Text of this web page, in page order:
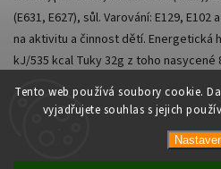
Tento web používá soubory cookie.
vyjadřujete souhlas s jejich
(E631, E627), sůl. Varování: E129,
na aktivitu a činnost dětí. Energetická
kJ/535 kcal Tuky 32g z toho nasycené
cukry 4g Bílkoviny 7g Sůl 3g
AsianShop